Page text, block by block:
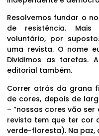
Resolvemos fundar o
de resistência.
voluntário, por
uma revista. O nome
Dividimos as tarefas.
editorial também.
Correr atrás da grana
de cores, depois de
– “nossas cores vão
revista tem que ter cor
verde-floresta). Na paz,